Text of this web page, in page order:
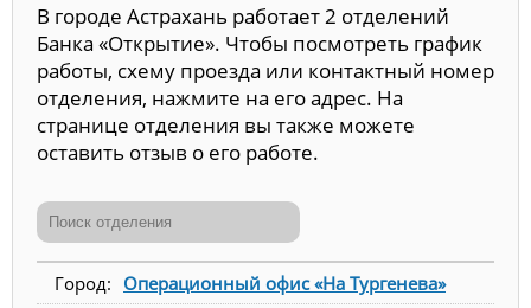
В городе Астрахань работает 2 отделений
Банка «Открытие». Чтобы посмотреть график
работы, схему проезда или контактный номер
отделения, нажмите на его адрес. На
странице отделения вы также можете
оставить отзыв о его работе.
Операционный офис «На Тургенева»